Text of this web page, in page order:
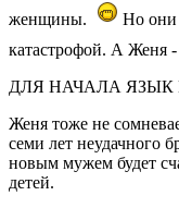
женщины.
Но они
катастрофой. А Женя
ДЛЯ НАЧАЛА
Женя тоже не
семи лет неудачного
новым мужем будет
детей.